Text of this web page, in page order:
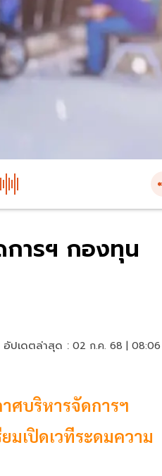
การฯ กองทุน
อัปเดตล่าสุด : 02 ก.ค. 68 |
ศบริหารจัดการฯ
เปิดเวทีระดมความ